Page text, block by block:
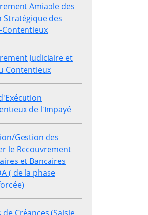
Amiable des
Stratégique des
Contentieux
Judiciaire et
Contentieux
de l'Impayé
Gestion des
le Recouvrement
et Bancaires
( de la phase
Créances (Saisie